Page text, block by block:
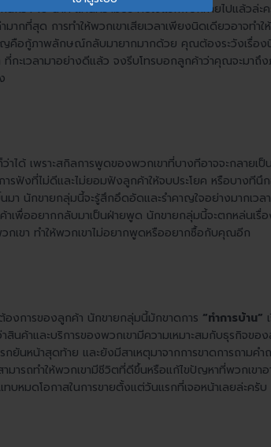
กว่า 10 นาที แค่นี้ความประทับใจแรกพบก็หายไปแล้วล่ะค
ากที่สุด การทำให้พวกเขาเสียเวลาเพียงนิดเดียวอาจทำ
คือกู้ภาพลักษณ์กลับมายากมากด้วย คุณต้องระวังเรื่อง
ะเวลามาอย่างดีแล้ว จงรีบโทรบอกลูกค้าว่าคุณจะมาถึง
ได้ เพราะสกิลการพูดของพวกเขาที่บางทีอาจจะกลายเ
รฟังที่ไม่ดีและไม่ยอมฟังลูกค้าให้จบประโยค หรือบางทีนึ
า นักขายกลุ่มนี้จะรู้สึกอึดอัดและรำคาญใจอย่างมากเว
ค้าเพื่ออยากกลับมาเป็นฝ่ายพูด นักขายกลุ่มนี้จะตกหล่นเ
กเขา ทำให้พวกเขาไม่อยากพูดหรืออยากซื้อกับคุณอีก
องการของลูกค้า นักขายกลุ่มนี้มักขาดการ “ทำการบ้าน”
สินค้าและบริการของพวกเขามีความเหมาะสมกับธุรกิจขอ
กยันหน้าสุดท้าย และยังมีสาเหตุมาจากการขาดการถามค
ามารถทำให้พวกเขามีชีวิตที่ดีขึ้นหรือแก้ไขปัญหาที่พวกเขา
บหมดโอกาสในการขายตั้งแต่วันแรกที่เจอหน้าเลยล่ะครับ